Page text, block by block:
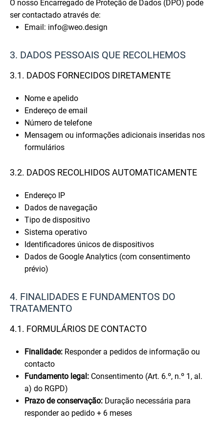
O nosso Encarregado de Proteção de Dados (DPO) pode
ser contactado através de:
Email: info@weo.design
3. DADOS PESSOAIS QUE RECOLHEMOS
3.1. DADOS FORNECIDOS DIRETAMENTE
Nome e apelido
Endereço de email
Número de telefone
Mensagem ou informações adicionais inseridas nos
formulários
3.2. DADOS RECOLHIDOS AUTOMATICAMENTE
Endereço IP
Dados de navegação
Tipo de dispositivo
Sistema operativo
Identificadores únicos de dispositivos
Dados de Google Analytics (com consentimento
prévio)
4. FINALIDADES E FUNDAMENTOS DO
TRATAMENTO
4.1. FORMULÁRIOS DE CONTACTO
Finalidade: Responder a pedidos de informação ou
contacto
Fundamento legal: Consentimento (Art. 6.º, n.º 1, al.
a) do RGPD)
Prazo de conservação: Duração necessária para
responder ao pedido + 6 meses